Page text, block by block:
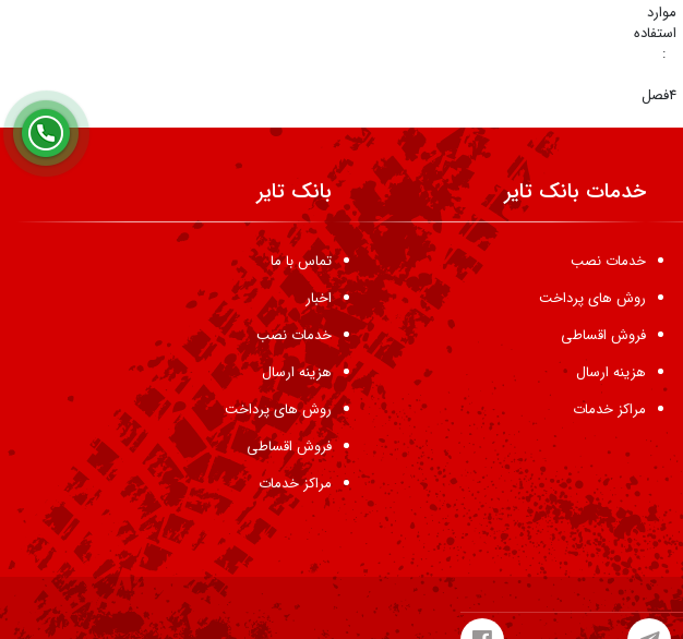
موارد
استفاده
:
4فصل
خدمات بانک تایر
خدمات نصب
روش های پرداخت
فروش اقساطی
هزینه ارسال
مراکز خدمات
بانک تایر
تماس با ما
اخبار
خدمات نصب
هزینه ارسال
روش های پرداخت
فروش اقساطی
مراکز خدمات